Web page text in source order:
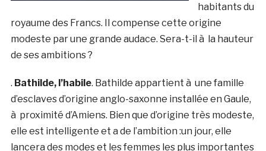
habitants du
royaume des Francs. Il compense cette origine
modeste par une grande audace. Sera-t-il à la hauteur
de ses ambitions ?
. Bathilde, l’habile. Bathilde appartient à une famille
d’esclaves d’origine anglo-saxonne installée en Gaule,
à proximité d’Amiens. Bien que d’origine très modeste,
elle est intelligente et a de l’ambition :un jour, elle
lancera des modes et les femmes les plus importantes